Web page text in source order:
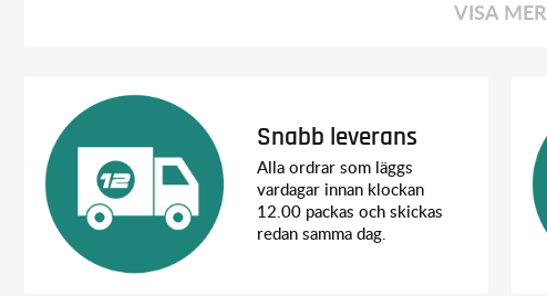
VISA MER
Snabb leverans
Alla ordrar som läggs
vardagar innan klockan
12.00 packas och skickas
redan samma dag.